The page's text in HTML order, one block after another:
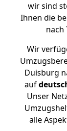
wir sind
Ihnen die
nach
Wir
Duisburg
auf
Unser
alle